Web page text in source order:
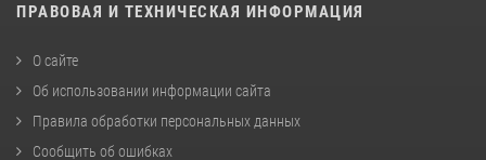
ПРАВОВАЯ И ТЕХНИЧЕСКАЯ ИНФОРМАЦИЯ
О сайте
Об использовании информации сайта
Правила обработки персональных данных
Сообщить об ошибках